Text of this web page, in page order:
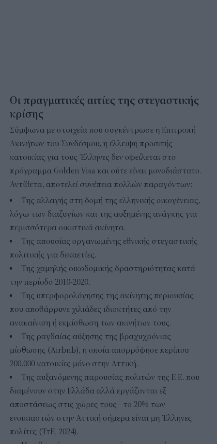
Οι πραγματικές αιτίες της στεγαστικής
κρίσης
Σύμφωνα με στοιχεία που συγκέντρωσε η Επιτροπή
Ακινήτων του Συνδέσμου, η έλλειψη προσιτής
κατοικίας για τους Έλληνες δεν οφείλεται στο
πρόγραμμα Golden Visa και ούτε είναι μονοδιάστατο.
Αντίθετα, αποτελεί συνέπεια πολλών παραγόντων:
Της αλλαγής στη δομή της ελληνικής οικογένειας,
λόγω των διαζυγίων και της αυξημένης ανάγκης για
περισσότερα οικιστικά ακίνητα.
Της απουσίας οργανωμένης εθνικής στεγαστικής
πολιτικής για δεκαετίες.
Της χαμηλής οικοδομικής δραστηριότητας κατά
την περίοδο 2010-2020.
Της υπερφορολόγησης της ακίνητης περιουσίας,
που αποθάρρυνε χιλιάδες ιδιοκτήτες από την
ανακαίνιση ή εκμίσθωση των ακινήτων τους.
Της ραγδαίας αύξησης της βραχυχρόνιας
μίσθωσης (Airbnb), η οποία απορρόφησε περίπου
200.000 κατοικίες μόνο στην Αττική.
Της αυξανόμενης παρουσίας πολιτών της Ε.Ε. που
διαμένουν στην Ελλάδα αλλά εργάζονται εξ
αποστάσεως στις χώρες τους - το 20% των
ενοικιαστών στην Αττική σήμερα είναι μη Έλληνες
πολίτες (ΤτΕ, 2024).